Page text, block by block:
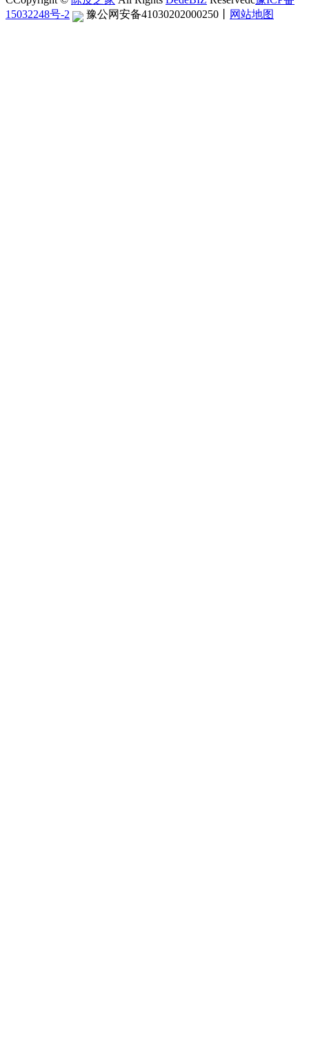
15032248号-2
豫公网安备41030202000250 网站地图